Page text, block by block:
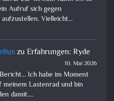
Aufruf sich gegen
Vielleicht…
zu Erfahrungen: Ryde
10. Mai 2026
Ich habe im Moment
meinem Lastenrad und bin
damit.…